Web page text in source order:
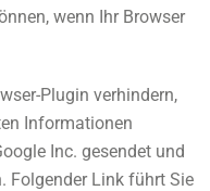
wenn Ihr Browser
Plugin verhindern,
Informationen
Inc. gesendet und
Folgender Link führt Sie